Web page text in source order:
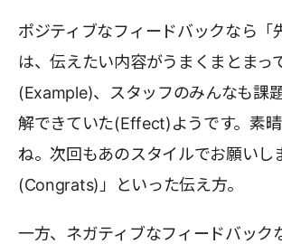
ポジティブなフィードバックなら「
は、伝えたい内容がうまくまとまっ
(Example)、スタッフのみんなも課
解できていた(Effect)ようです。素
ね。次回もあのスタイルでお願いし
(Congrats)」といった伝え方。
一方、ネガティブなフィードバック